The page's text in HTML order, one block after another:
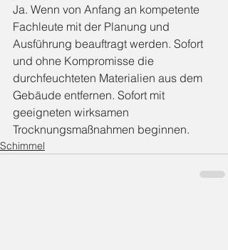
Ja. Wenn von Anfang an kompetente
Fachleute mit der Planung und
Ausführung beauftragt werden. Sofort
und ohne Kompromisse die
durchfeuchteten Materialien aus dem
Gebäude entfernen. Sofort mit
geeigneten wirksamen
Trocknungsmaßnahmen beginnen.
Schimmel